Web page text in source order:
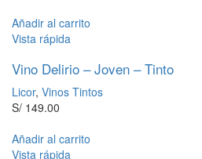
Añadir al carrito
Vista rápida
Vino Delirio – Joven – Tinto
Licor, Vinos Tintos
S/ 149.00
Añadir al carrito
Vista rápida